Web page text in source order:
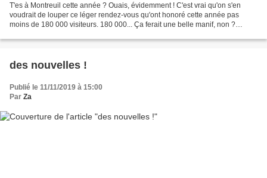
T'es à Montreuil cette année ? Ouais, évidemment ! C'est vrai qu'on s'en
voudrait de louper ce léger rendez-vous qu'ont honoré cette année pas
moins de 180 000 visiteurs. 180 000... Ça ferait une belle manif, non ?
des nouvelles !
Publié le 11/11/2019 à 15:00
Par Za